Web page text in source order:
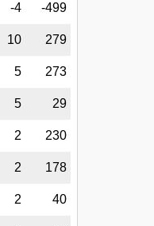
-4 -499
10 279
5 273
5 29
2 230
2 178
2 40